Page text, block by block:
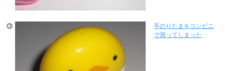
手のりたまをコンビニ
で買ってしまった